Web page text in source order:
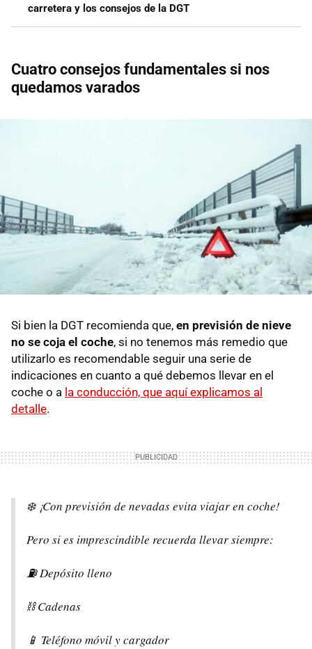
carretera y los consejos de la DGT
Cuatro consejos fundamentales si nos
quedamos varados
Si bien la DGT recomienda que, en previsión de nieve
no se coja el coche, si no tenemos más remedio que
utilizarlo es recomendable seguir una serie de
indicaciones en cuanto a qué debemos llevar en el
coche o a la conducción, que aquí explicamos al
detalle.
❄️ ¡Con previsión de nevadas evita viajar en coche!
Pero si es imprescindible recuerda llevar siempre:
⛽️ Depósito lleno
⛓️ Cadenas
📱 Teléfono móvil y cargador